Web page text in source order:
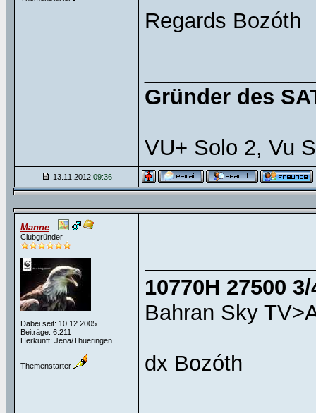
Regards Bozóth
Gründer des
VU+ Solo 2, Vu
13.11.2012 09:36
Manne
Clubgründer
Dabei seit: 10.12.2005
Beiträge: 6.211
Herkunft: Jena/Thueringen
Themenstarter
10770H 27500 3/
Bahran Sky
dx Bozóth